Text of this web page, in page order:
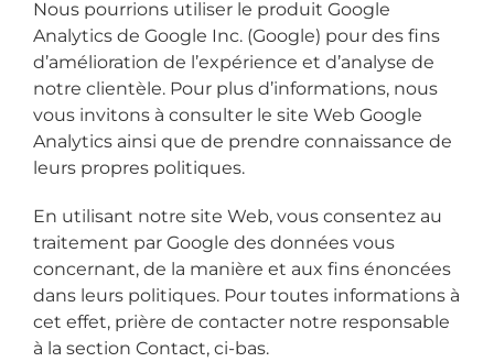
Nous pourrions utiliser le produit Google
Analytics de Google Inc. (Google) pour des fins
d’amélioration de l’expérience et d’analyse de
notre clientèle. Pour plus d’informations, nous
vous invitons à consulter le site Web Google
Analytics ainsi que de prendre connaissance de
leurs propres politiques.
En utilisant notre site Web, vous consentez au
traitement par Google des données vous
concernant, de la manière et aux fins énoncées
dans leurs politiques. Pour toutes informations à
cet effet, prière de contacter notre responsable
à la section Contact, ci-bas.